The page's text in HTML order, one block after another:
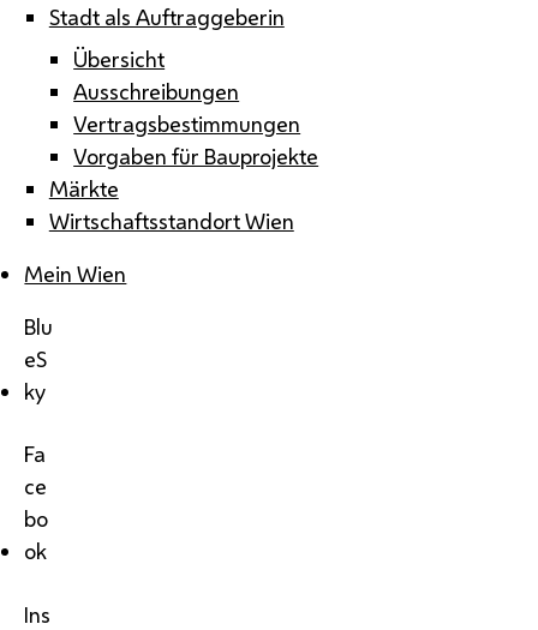
Stadt als Auftraggeberin
Übersicht
Ausschreibungen
Vertragsbestimmungen
Vorgaben für Bauprojekte
Märkte
Wirtschaftsstandort Wien
Mein Wien
Blu
eS
ky
Fa
ce
bo
ok
Ins